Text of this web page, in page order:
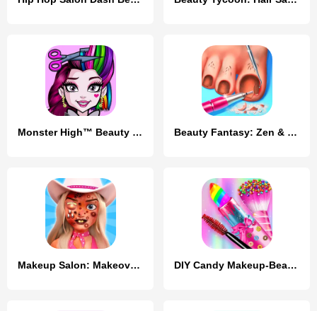
Monster High™ Beauty Salon Beauty Fantasy: Zen & Makeover
Makeup Salon: Makeover ASMR DIY Candy Makeup-Beauty Salon